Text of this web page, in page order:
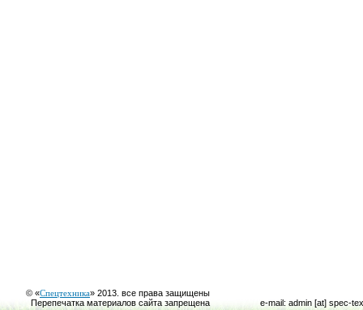
© «Спецтехника» 2013. все права защищены
Перепечатка материалов сайта запрещена
e-mail: admin [at] spec-